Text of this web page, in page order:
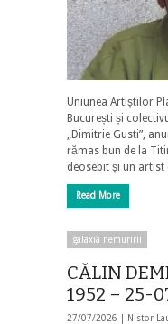
Uniunea Artiștilor
București și
„Dimitrie Gusti”,
rămas bun de la
deosebit și un artist
Read More
galaxia nemuririi
CĂLIN
1952 – 25-
27/07/2026 | Nistor